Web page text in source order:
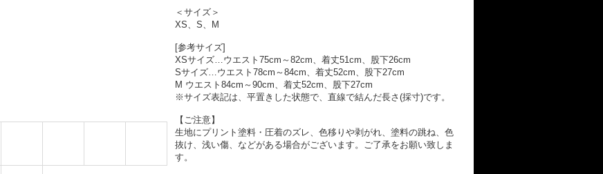
＜サイズ＞
XS、S、M
[参考サイズ]
XSサイズ…ウエスト75cm～82cm、着丈51cm、股下26cm
Sサイズ…ウエスト78cm～84cm、着丈52cm、股下27cm
M ウエスト84cm～90cm、着丈52cm、股下27cm
※サイズ表記は、平置きした状態で、直線で結んだ長さ(採寸)です。
【ご注意】
生地にプリント塗料・圧着のズレ、色移りや剥がれ、塗料の跳ね、色
抜け、浅い傷、などがある場合がございます。ご了承をお願い致しま
す。